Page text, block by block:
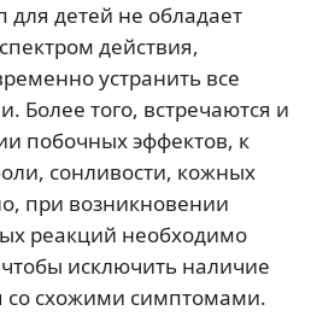
для детей не обладает
действия,
устранить все
Более того, встречаются и
побочных эффектов, к
сонливости, кожных
при возникновении
реакций необходимо
исключить наличие
со схожими симптомами.